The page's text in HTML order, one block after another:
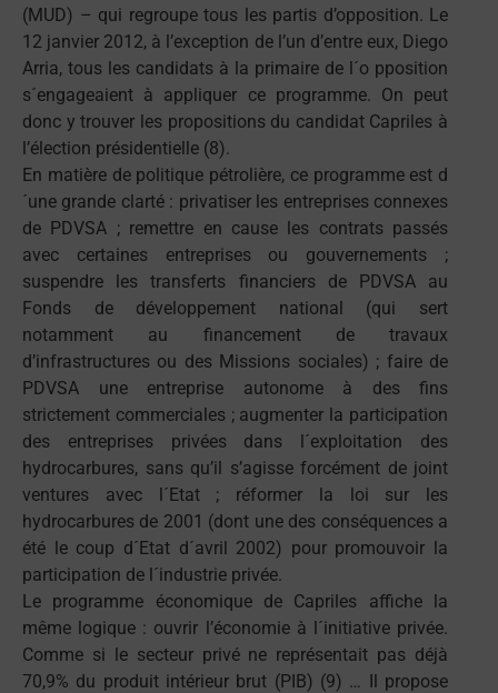
(MUD) – qui regroupe tous les partis d’opposition. Le
12 janvier 2012, à l’exception de l’un d’entre eux, Diego
Arria, tous les candidats à la primaire de l´o pposition
s´engageaient à appliquer ce programme. On peut
donc y trouver les propositions du candidat Capriles à
l’élection présidentielle (8).
En matière de politique pétrolière, ce programme est d
´une grande clarté : privatiser les entreprises connexes
de PDVSA ; remettre en cause les contrats passés
avec certaines entreprises ou gouvernements ;
suspendre les transferts financiers de PDVSA au
Fonds de développement national (qui sert
notamment au financement de travaux
d’infrastructures ou des Missions sociales) ; faire de
PDVSA une entreprise autonome à des fins
strictement commerciales ; augmenter la participation
des entreprises privées dans l´exploitation des
hydrocarbures, sans qu’il s’agisse forcément de joint
ventures avec l´Etat ; réformer la loi sur les
hydrocarbures de 2001 (dont une des conséquences a
été le coup d´Etat d´avril 2002) pour promouvoir la
participation de l´industrie privée.
Le programme économique de Capriles affiche la
même logique : ouvrir l’économie à l´initiative privée.
Comme si le secteur privé ne représentait pas déjà
70,9% du produit intérieur brut (PIB) (9) … Il propose